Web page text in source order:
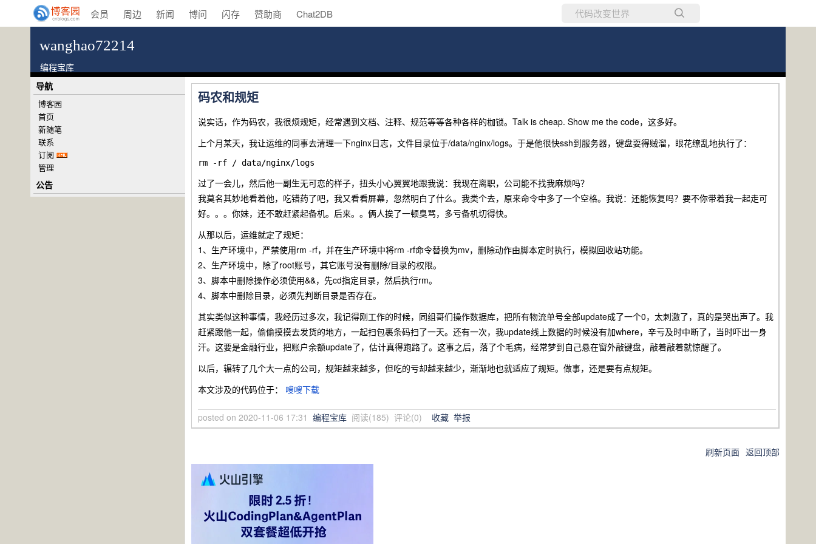
会员 周边 新闻 博问 闪存 赞助商 Chat2DB
wanghao72214
编程宝库
码农和规矩
说实话，作为码农，我很烦规矩，经常遇到文档、注释、规范等等各种各样的枷锁。Talk is cheap. Show me the code，这多好。
上个月某天，我让运维的同事去清理一下nginx日志，文件目录位于/data/nginx/logs。于是他很快ssh到服务器，键盘耍得贼溜，眼花缭乱地执行了：
过了一会儿，然后他一副生无可恋的样子，扭头小心翼翼地跟我说：我现在离职，公司能不找我麻烦吗？
我莫名其妙地看着他，吃错药了吧，我又看看屏幕，忽然明白了什么。我类个去，原来命令中多了一个空格。我说：还能恢复吗？要不你带着我一起走可
好。。。你妹，还不敢赶紧起备机。后来。。俩人挨了一顿臭骂，多亏备机切得快。
从那以后，运维就定了规矩：
1、生产环境中，严禁使用rm -rf，并在生产环境中将rm -rf命令替换为mv，删除动作由脚本定时执行，模拟回收站功能。
2、生产环境中，除了root账号，其它账号没有删除/目录的权限。
3、脚本中删除操作必须使用&&，先cd指定目录，然后执行rm。
4、脚本中删除目录，必须先判断目录是否存在。
其实类似这种事情，我经历过多次，我记得刚工作的时候，同组哥们操作数据库，把所有物流单号全部update成了一个0，太刺激了，真的是哭出声了。我
赶紧跟他一起，偷偷摸摸去发货的地方，一起扫包裹条码扫了一天。还有一次，我update线上数据的时候没有加where，辛亏及时中断了，当时吓出一身
汗。这要是金融行业，把账户余额update了，估计真得跑路了。这事之后，落了个毛病，经常梦到自己悬在窗外敲键盘，敲着敲着就惊醒了。
以后，辗转了几个大一点的公司，规矩越来越多，但吃的亏却越来越少，渐渐地也就适应了规矩。做事，还是要有点规矩。
本文涉及的代码位于： 嗖嗖下载
posted on 2020-11-06 17:31 编程宝库 阅读(185) 评论(0) 收藏 举报
刷新页面 返回顶部
导航
博客园
首页
新随笔
联系
订阅
管理
公告